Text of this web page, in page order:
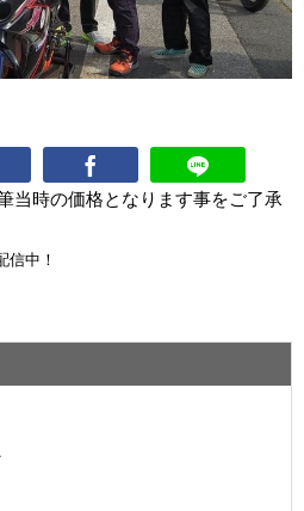
当時の価格となります事をご了承
信中！